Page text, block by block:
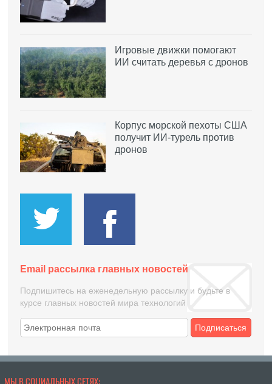
Игровые движки помогают
ИИ считать деревья с дронов
Корпус морской пехоты США
получит ИИ-турель против
дронов
Email рассылка главных новостей
Подпишитесь на еженедельную рассылку и будьте в
курсе главных новостей мира технологий
Подписаться